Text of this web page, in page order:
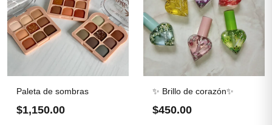
Paleta de sombras
$1,150.00
✨ Brillo de corazón✨
$450.00